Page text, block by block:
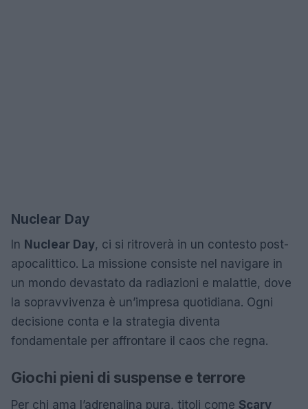
Nuclear Day
In Nuclear Day, ci si ritroverà in un contesto post-
apocalittico. La missione consiste nel navigare in
un mondo devastato da radiazioni e malattie, dove
la sopravvivenza è un’impresa quotidiana. Ogni
decisione conta e la strategia diventa
fondamentale per affrontare il caos che regna.
Giochi pieni di suspense e terrore
Per chi ama l’adrenalina pura, titoli come Scary